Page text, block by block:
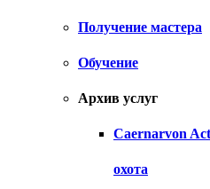
Получение мастера
Обучение
Архив услуг
Caernarvon
охота